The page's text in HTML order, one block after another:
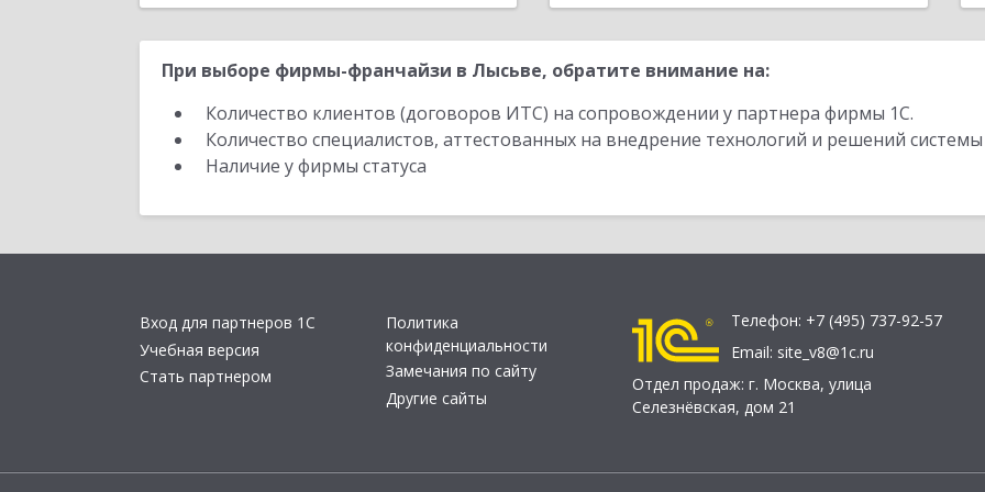
При выборе фирмы-франчайзи в Лысьве, обратите внимание на:
Количество клиентов (договоров ИТС) на сопровождении у партнера фирмы 1С.
Количество специалистов, аттестованных на внедрение технологий и решений
Наличие у фирмы статуса
Вход для партнеров 1С
Учебная версия
Стать партнером
Политика
конфиденциальности
Замечания по сайту
Другие сайты
Телефон: +7 (495) 737-92-57
Email: site_v8@1c.ru
Отдел продаж: г. Москва, улица
Селезнёвская, дом 21